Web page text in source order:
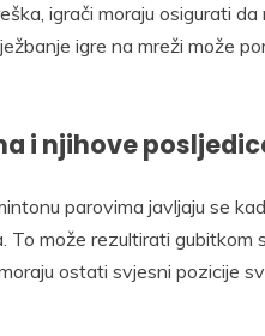
igrači moraju osigurati da
igre na mreži može
i njihove
parovima javljaju se
To može rezultirati gubitkom
ostati svjesni pozicije